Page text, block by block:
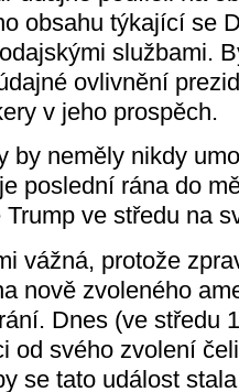
obsahu týkající se
službami.
ovlivnění
v jeho prospěch.
by neměly nikdy
poslední rána do
ve středu na
vážná, protože
nově zvoleného
Dnes (ve středu
od svého zvolení
se tato událost